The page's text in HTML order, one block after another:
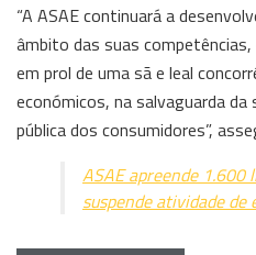
“A ASAE continuará a
âmbito das suas
em prol de uma sã e leal
económicos, na salvaguarda
pública dos consumidores”,
ASAE apreende 1.600
suspende atividade